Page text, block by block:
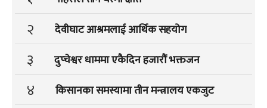
२ देवीघाट आश्रमलाई आर्थिक सहयोग
३ दुप्चेश्वर धाममा एकैदिन हजारौं भक्तजन
४ किसानका समस्यामा तीन मन्त्रालय एकजुट